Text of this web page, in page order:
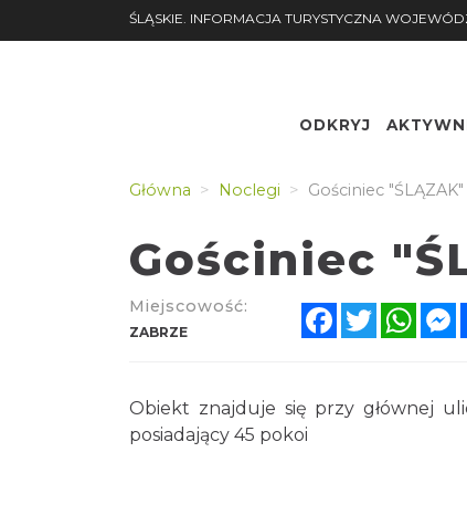
ŚLĄSKIE. INFORMACJA TURYSTYCZNA
ODKRYJ
Nr. Podgląd
Główna Noclegi Gościniec "ŚLĄZAK"
Gościniec
Miejscowość:
ZABRZE
FacebookTwitter
Obiekt znajduje się przy głównej
posiadający 45 pokoi